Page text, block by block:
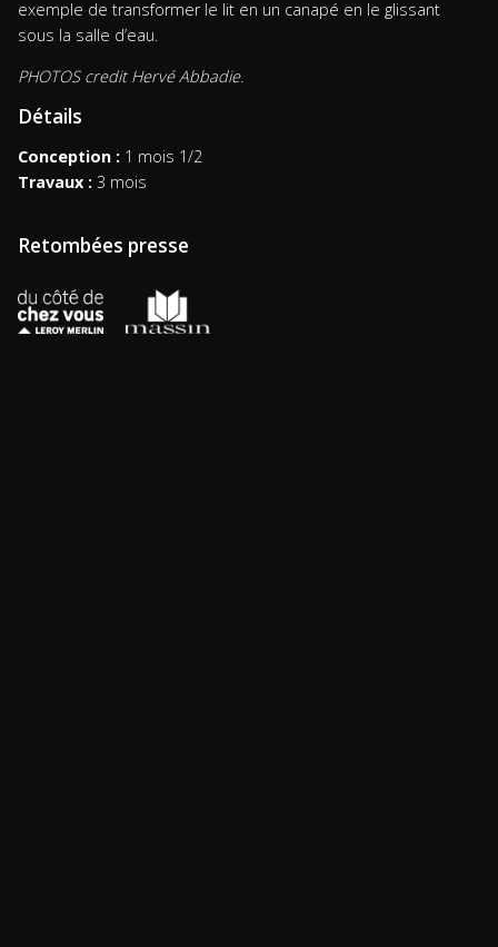
exemple de transformer le lit en un canapé en le glissant
sous la salle d’eau.
PHOTOS credit Hervé Abbadie.
Détails
Conception : 1 mois 1/2
Travaux : 3 mois
Retombées presse